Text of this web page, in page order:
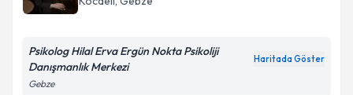
bilgilendireceğiz.
Psikolog Hilal Erva Ergün Nokta Psikoliji
Danışmanlık Merkezi
Haritada Göster
Gebze